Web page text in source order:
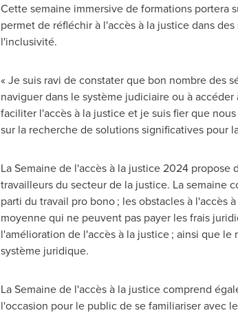
Cette semaine immersive de formations portera
permet de réfléchir à l'accès à la justice dans
l'inclusivité.
« Je suis ravi de constater que bon nombre des
naviguer dans le système judiciaire ou à
faciliter l'accès à la justice et je suis fier que
sur la recherche de solutions significatives pour
La Semaine de l'accès à la justice 2024
travailleurs du secteur de la justice. La semaine
parti du travail pro bono ; les obstacles à
moyenne qui ne peuvent pas payer les frais
l'amélioration de l'accès à la justice ; ainsi que
système juridique.
La Semaine de l'accès à la justice comprend
l'occasion pour le public de se familiariser avec